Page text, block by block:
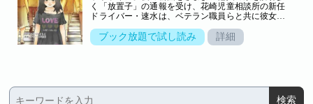
く「放置子」の通報を受け、花崎児童相談所の新任
ドライバー・速水は、ベテラン職員らと共に彼女の
が、その裏で彼女が漏らした「赤ちゃんなんか生ま
れなければいいのに」という言葉には、底知れぬ孤
マ。
ブック放題で試し読み 詳細